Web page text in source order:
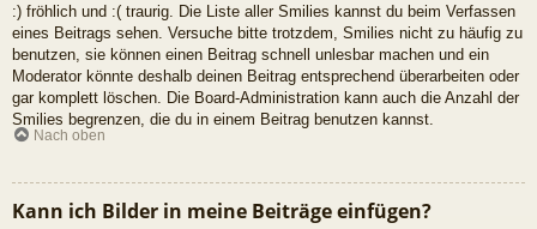
:) fröhlich und :( traurig. Die Liste aller Smilies kannst du beim Verfassen
eines Beitrags sehen. Versuche bitte trotzdem, Smilies nicht zu häufig zu
benutzen, sie können einen Beitrag schnell unlesbar machen und ein
Moderator könnte deshalb deinen Beitrag entsprechend überarbeiten oder
gar komplett löschen. Die Board-Administration kann auch die Anzahl der
Smilies begrenzen, die du in einem Beitrag benutzen kannst.
Nach oben
Kann ich Bilder in meine Beiträge einfügen?